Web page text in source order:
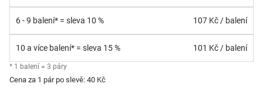
6 - 9 balení* = sleva 10 % 107 Kč / balení
10 a více balení* = sleva 15 % 101 Kč / balení
* 1 balení = 3 páry
Cena za 1 pár po slevě: 40 Kč